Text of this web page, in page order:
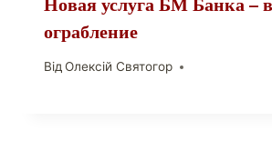
ограбление
ВідОлексій Святогор